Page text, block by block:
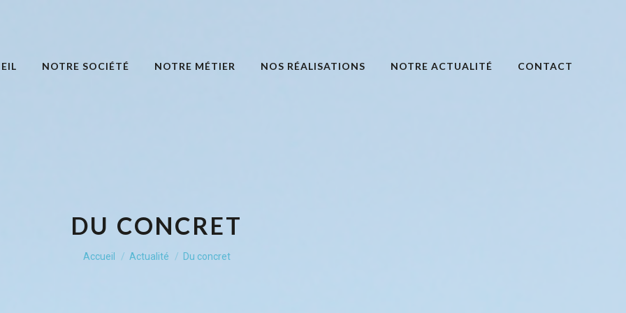
NOTRE SOCIÉTÉ NOTRE MÉTIER NOS RÉALISATIONS NOTRE ACTUALITÉ CONTACT
DU CONCRET
Vous êtes ici :
Accueil Actualité Du concret